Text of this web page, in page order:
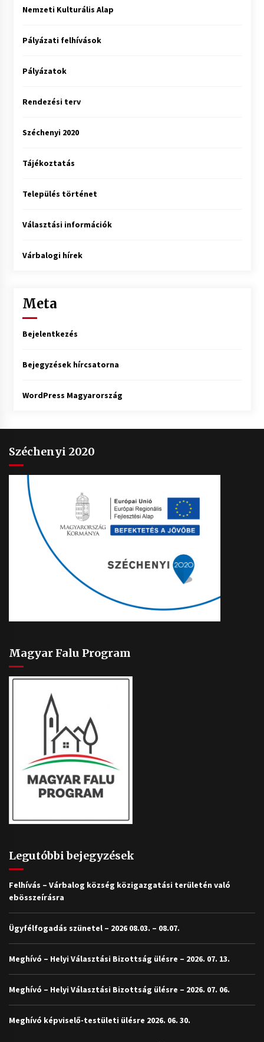
Nemzeti Kulturális Alap
Pályázati felhívások
Pályázatok
Rendezési terv
Széchenyi 2020
Tájékoztatás
Település történet
Választási információk
Várbalogi hírek
Meta
Bejelentkezés
Bejegyzések hírcsatorna
WordPress Magyarország
Széchenyi 2020
Magyar Falu Program
Legutóbbi bejegyzések
Felhívás – Várbalog község közigazgatási területén való
ebösszeírásra
Ügyfélfogadás szünetel – 2026 08.03. – 08.07.
Meghívó – Helyi Választási Bizottság ülésre – 2026. 07. 13.
Meghívó – Helyi Választási Bizottság ülésre – 2026. 07. 06.
Meghívó képviselő-testületi ülésre 2026. 06. 30.